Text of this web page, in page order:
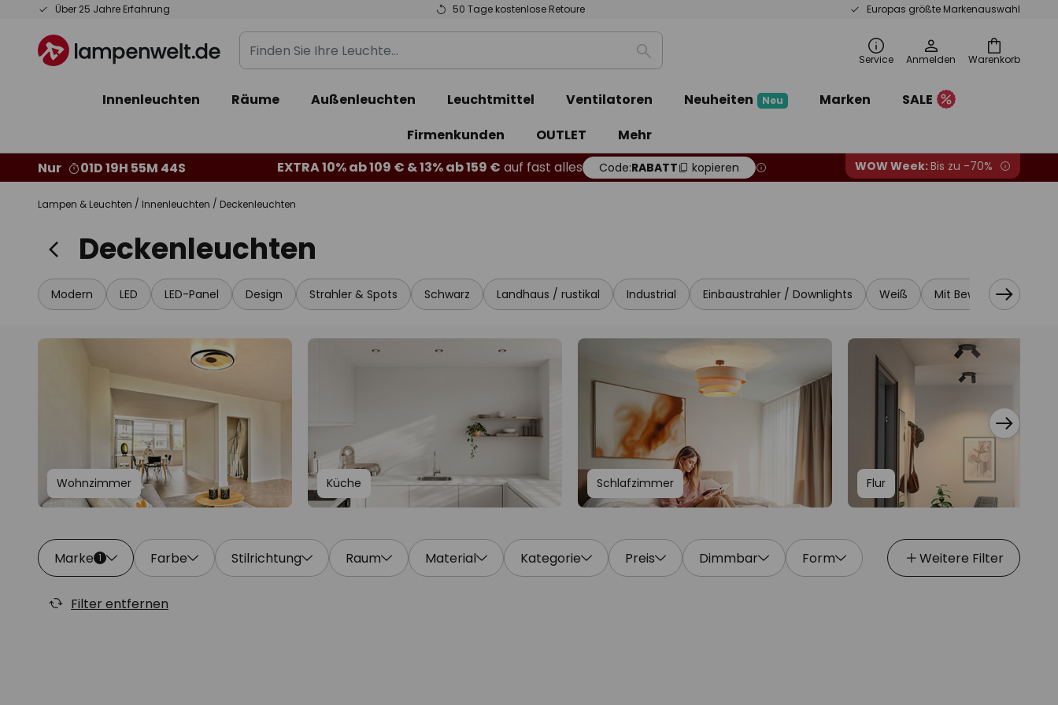
Über 25 Jahre Erfahrung 50 Tage kostenlose Retoure Europas größte Markenauswahl
Zum
springen
Warenkorb
Finden
Sie
Leuchte...
Suche Service Anmelden
Innenleuchten Räume Außenleuchten Leuchtmittel Ventilatoren Neuheiten Neu Marken
SALE
Firmenkunden
OUTLET
Mehr
Nur
01D 19H 55M 44S EXTRA 10% ab 109 € & 13% ab 159 € auf fast alles Code:RABATT kopieren WOW Week:Bis zu -70%
Lampen & Leuchten Innenleuchten Deckenleuchten
Deckenleuchten
Modern LED LED-Panel Design Strahler & Spots Schwarz Landhaus / rustikal Industrial Einbaustrahler / Downlights Weiß Mit Bewegungsmelder
Wohnzimmer Küche Schlafzimmer Flur
Marke 1 Farbe Stilrichtung Raum Material Kategorie Preis Dimmbar Form Weitere Filter
Filter entfernen